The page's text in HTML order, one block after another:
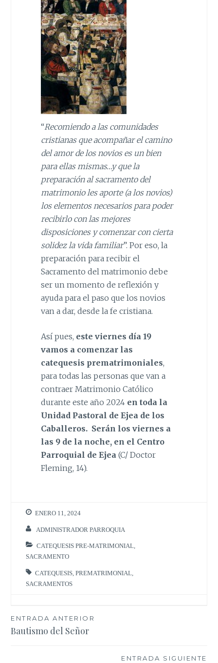
“Recomiendo a las comunidades
cristianas que acompañar el camino
del amor de los novios es un bien
para ellas mismas…y que la
preparación al sacramento del
matrimonio les aporte (a los novios)
los elementos necesarios para poder
recibirlo con las mejores
disposiciones y comenzar con cierta
solidez la vida familiar”. Por eso, la
preparación para recibir el
Sacramento del matrimonio debe
ser un momento de reflexión y
ayuda para el paso que los novios
van a dar, desde la fe cristiana.
Así pues, este viernes día 19
vamos a comenzar las
catequesis prematrimoniales,
para todas las personas que van a
contraer Matrimonio Católico
durante este año 2024 en toda la
Unidad Pastoral de Ejea de los
Caballeros. Serán los viernes a
las 9 de la noche, en el Centro
Parroquial de Ejea(C/ Doctor
Fleming, 14).
ENERO 11, 2024
ADMINISTRADOR PARROQUIA
CATEQUESIS PRE-MATRIMONIAL
SACRAMENTO
CATEQUESIS ,PREMATRIMONIAL
SACRAMENTOS
Navegación
de
ENTRADA ANTERIOR
Bautismo del Señor
ENTRADA SIGUIENTE